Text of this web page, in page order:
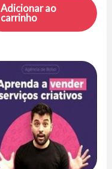
Adicionar ao
carrinho